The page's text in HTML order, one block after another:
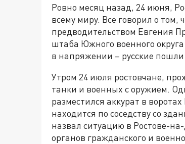
Ровно месяц назад, 24 июня,
всему миру. Все говорил о
предводительством Евгения
штаба Южного военного
в напряжении – русские пошли
Утром 24 июля ростовчане,
танки и военных с оружием.
разместился аккурат в
находится по соседству со
назвал ситуацию в Ростове-
органов гражданского и